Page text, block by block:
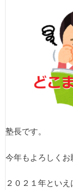
塾長です。
今年もよろしくお
２０２１年とい